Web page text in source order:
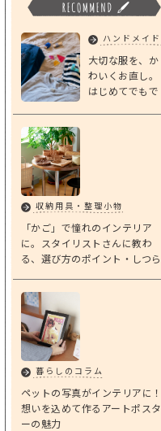
ハンドメイド
大切な服を、か
わいくお直し。
はじめてでもで
収納用具・整理小物
「かご」で憧れのインテリア
に。スタイリストさんに教わ
る、選び方のポイント・しつら
暮らしのコラム
ペットの写真がインテリアに！
想いを込めて作るアートポスタ
ーの魅力